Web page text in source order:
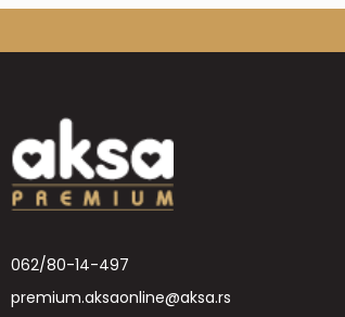
062/80-14-497
premium.aksaonline@aksa.rs